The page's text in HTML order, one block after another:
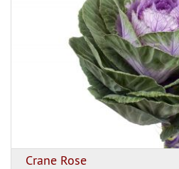
Crane Rose